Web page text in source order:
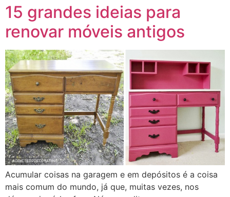
15 grandes ideias para
renovar móveis antigos
Acumular coisas na garagem e em depósitos é a coisa
mais comum do mundo, já que, muitas vezes, nos